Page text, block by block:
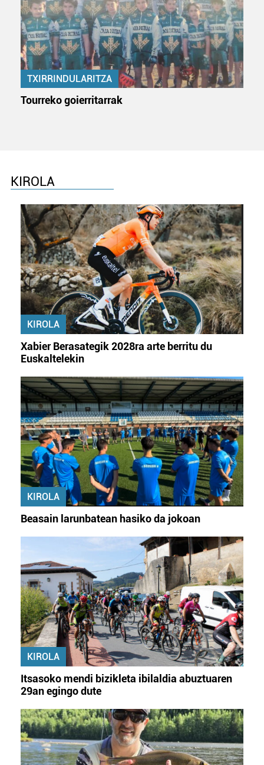
TXIRRINDULARITZA
Tourreko goierritarrak
KIROLA
KIROLA
Xabier Berasategik 2028ra arte berritu du
Euskaltelekin
KIROLA
Beasain larunbatean hasiko da jokoan
KIROLA
Itsasoko mendi bizikleta ibilaldia abuztuaren
29an egingo dute